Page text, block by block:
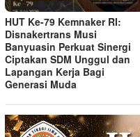
HUT Ke-79 Kemnaker RI:
Disnakertrans Musi
Banyuasin Perkuat Sinergi
Ciptakan SDM Unggul dan
Lapangan Kerja Bagi
Generasi Muda